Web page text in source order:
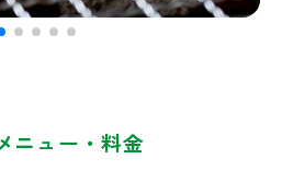
ニュー・料金